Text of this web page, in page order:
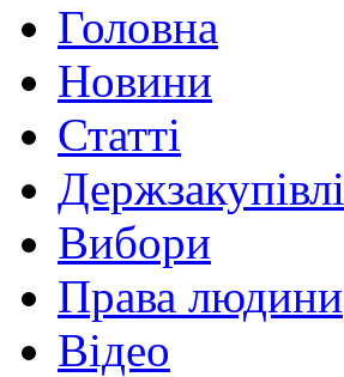
Головна
Новини
Статті
Держзакупівлі
Вибори
Права людини
Відео